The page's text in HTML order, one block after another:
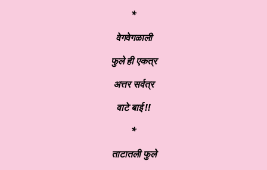
*
वेगवेगळाली
फुले ही एकत्र
अत्तर सर्वत्र
वाटे बाई !!
*
ताटातली फुले